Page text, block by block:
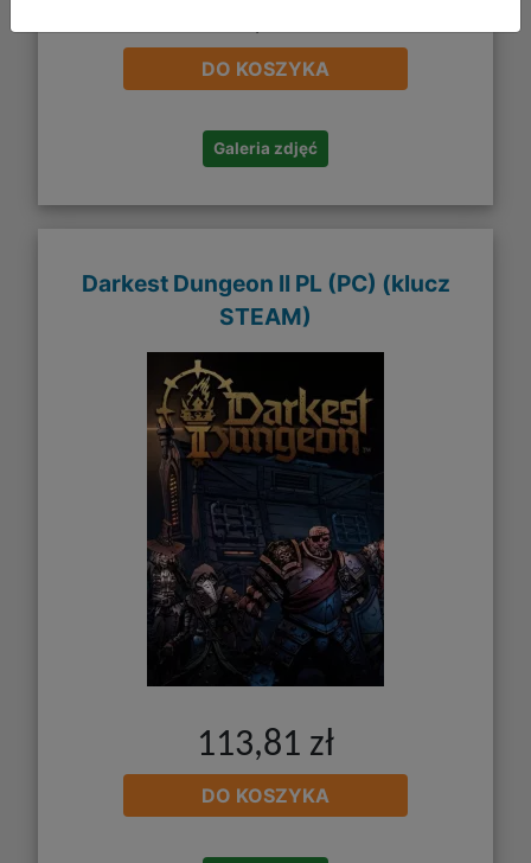
DO KOSZYKA
Galeria zdjęć
Darkest Dungeon II PL (PC) (klucz
STEAM)
113,81 zł
DO KOSZYKA